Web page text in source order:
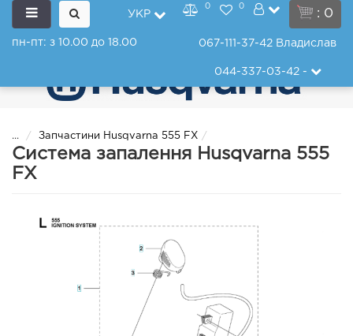
: 0
УКР
0 0
пн-пт: з 10.00 до 18.00 067-111-37-42 Владислав
044-337-03-42-
... Запчастини Husqvarna 555 FX
Система запалення Husqvarna 555
FX